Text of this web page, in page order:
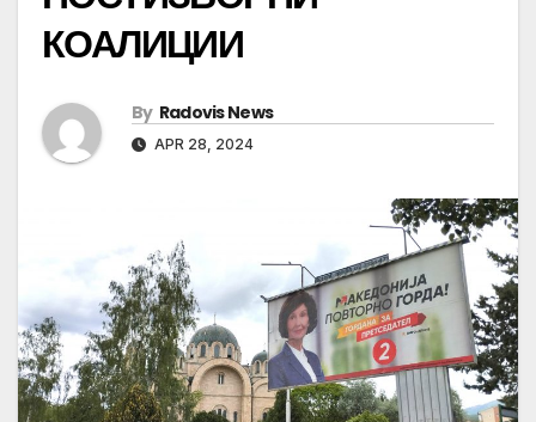
КОАЛИЦИИ
By Radovis News
APR 28, 2024